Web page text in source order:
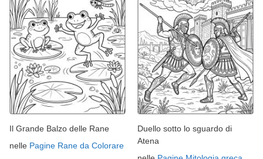
Il Grande Balzo delle Rane
nelle Pagine Rane da Colorare
Duello sotto lo sguardo di
Atena